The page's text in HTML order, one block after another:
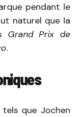
pendant le
naturel que la
Grand Prix de
.
que Jochen